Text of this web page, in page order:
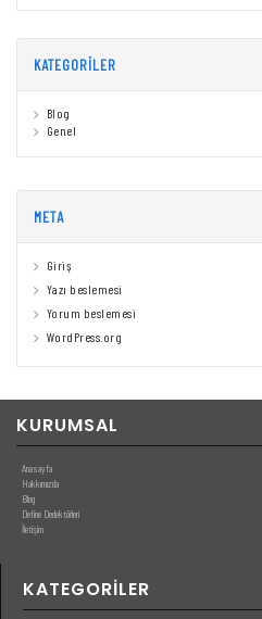
KATEGORILER
Blog
Genel
META
Giriş
Yazı beslemesi
Yorum beslemesi
WordPress.org
KURUMSAL
Anasayfa
Hakkımızda
Blog
Define Dedektörleri
İletişim
KATEGORILER